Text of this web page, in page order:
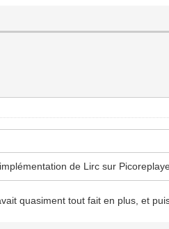
de Lirc sur
quasiment tout fait en plus, et